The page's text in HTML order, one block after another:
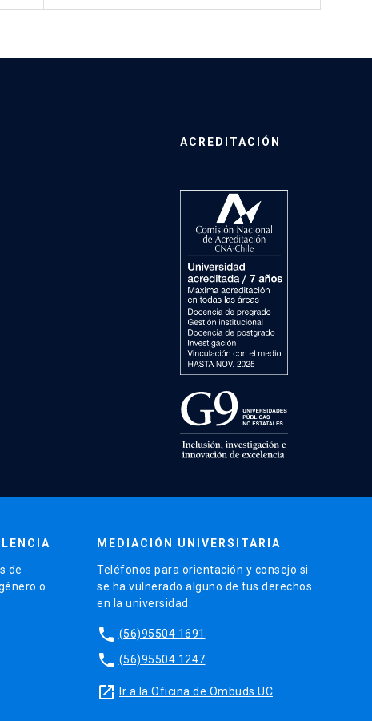
ACREDITACIÓN
de
o
MEDIACIÓN UNIVERSITARIA
Teléfonos para orientación y consejo si
se ha vulnerado alguno de tus derechos
en la universidad.
phone (56)95504 1691
phone (56)95504 1247
launch Ir a la Oficina de Ombuds UC